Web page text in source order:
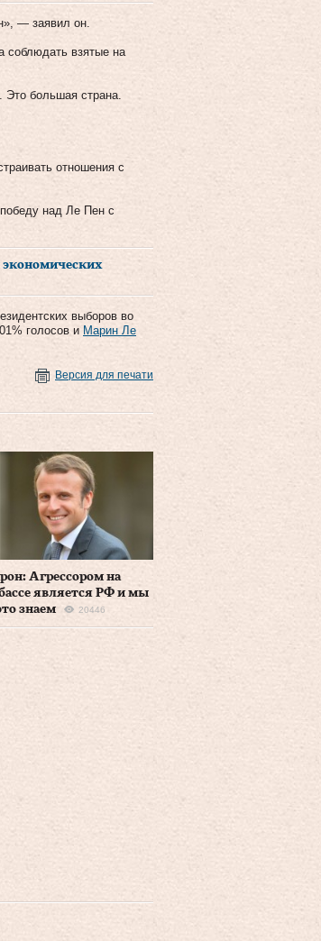
— заявил он.
соблюдать взятые на
большая страна.
отношения с
над Ле Пен с
экономических
выборов во
голосов и Марин Ле
Версия для печати
Агрессором на
является РФ и мы
знаем
20446